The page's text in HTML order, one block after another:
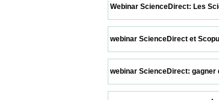
Webinar ScienceDirect:
webinar ScienceDirect et
webinar ScienceDirect: